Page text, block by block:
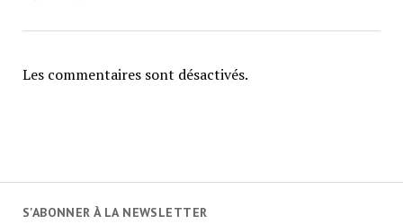
Les commentaires sont désactivés.
S'ABONNER À LA NEWSLETTER